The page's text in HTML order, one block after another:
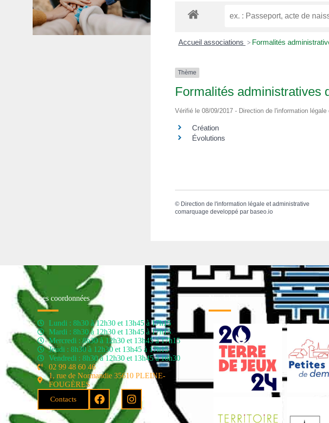
Accueil associations > Formalités
Thème
Formalités administratives
Vérifié le 08/09/2017 - Direction de l'information
Création
Évolutions
© Direction de l'information légale et administrative
comarquage developpé parbaseo.io
Les coordonnées
Lundi : 8h30 à 12h30 et 13h45 à 17h15
Mardi : 8h30 à 12h30 et 13h45 à 17h15
Mercredi : 8h30 à 12h30 et 13h45 à 17h15
Jeudi : 8h30 à 12h30 et 13h45 à 17h15
Vendredi : 8h30 à 12h30 et 13h45 à 16h30
02 99 48 60 46
1, rue de Normandie 35610 PLEINE-
FOUGÈRES
Contacts